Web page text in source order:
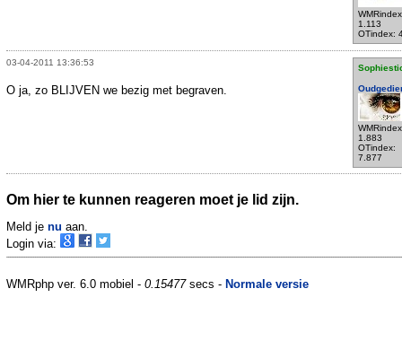
1.113
OTindex:
03-04-2011 13:36:53
1.883
OTindex:
7.877
O ja, zo BLIJVEN we bezig met begraven.
Om hier te kunnen reageren moet je lid zijn.
Meld je nu aan.
Login via:
WMRphp ver. 6.0 mobiel - 0.15477secs - Normale versie